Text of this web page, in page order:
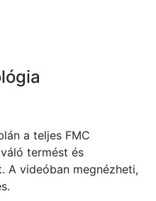
a teljes FMC
termést és
A videóban megnézheti,